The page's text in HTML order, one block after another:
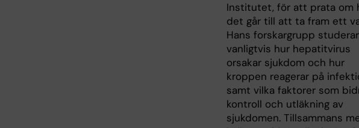
Institutet, för att prata om
det går till att ta fram ett
Hans forskargrupp studerar
vanligtvis hur hepatitvirus
orsakar sjukdom och hur
kroppen reagerar på
samt vilka faktorer som
kontroll och utläkning av
sjukdomen. Tillsammans